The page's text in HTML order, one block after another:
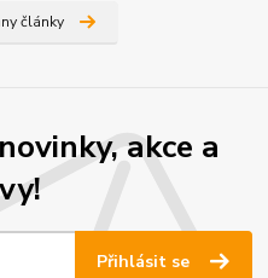
články
akce a
Přihlásit se